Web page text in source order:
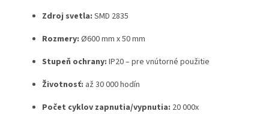
Zdroj svetla: SMD 2835
Rozmery: Ø600 mm x 50 mm
Stupeň ochrany: IP20 – pre vnútorné použitie
Životnosť: až 30 000 hodín
Počet cyklov zapnutia/vypnutia: 20 000x